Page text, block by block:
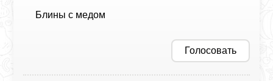
Блины с медом
Голосовать